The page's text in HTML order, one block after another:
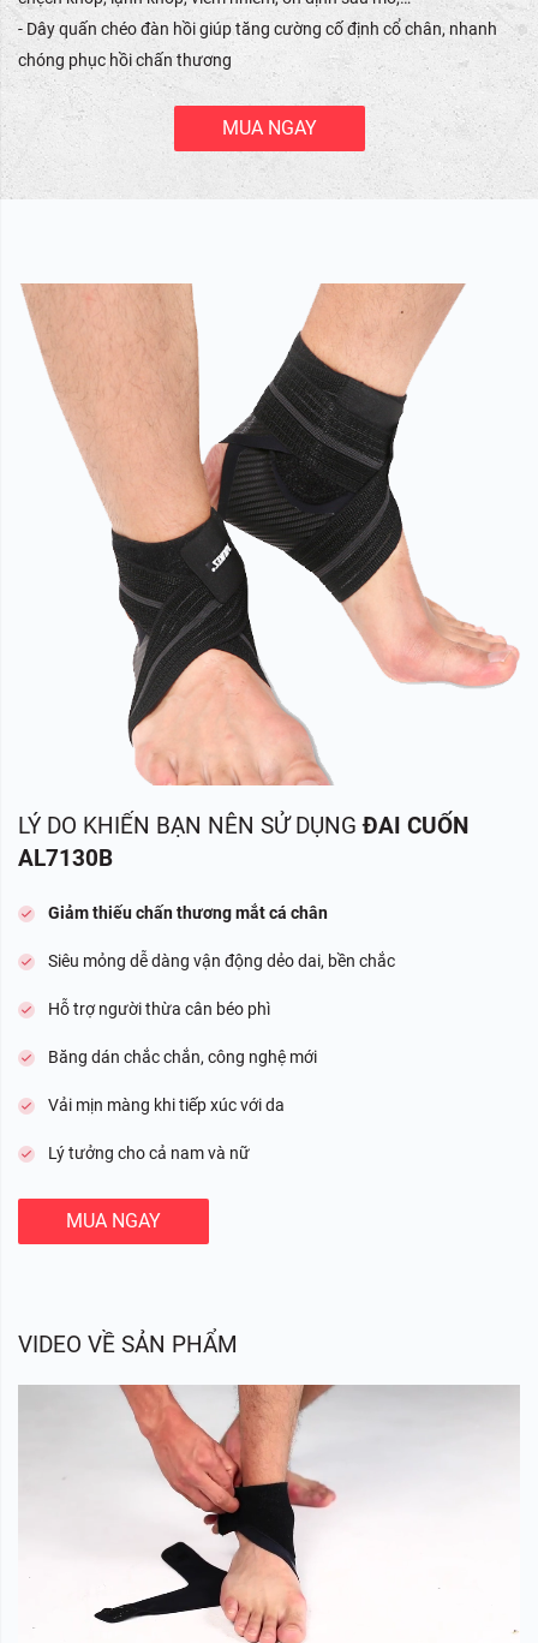
- Dây quấn chéo đàn hồi giúp tăng cường cố định cổ chân, nhanh
chóng phục hồi chấn thương
MUA NGAY
LÝ DO KHIẾN BẠN NÊN SỬ DỤNGĐAI CUỐN
AL7130B
Giảm thiếu chấn thương mắt cá chân
Siêu mỏng dễ dàng vận động dẻo dai, bền chắc
Hỗ trợ người thừa cân béo phì
Băng dán chắc chắn, công nghệ mới
Vải mịn màng khi tiếp xúc với da
Lý tưởng cho cả nam và nữ
MUA NGAY
VIDEO VỀ SẢN PHẨM